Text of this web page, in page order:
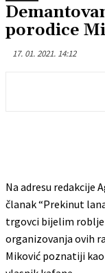
porodice
17. 01. 2021. 14:12
Na adresu redakcije
članak “Prekinut
trgovci bijelim
organizovanja ovih
Miković poznatiji